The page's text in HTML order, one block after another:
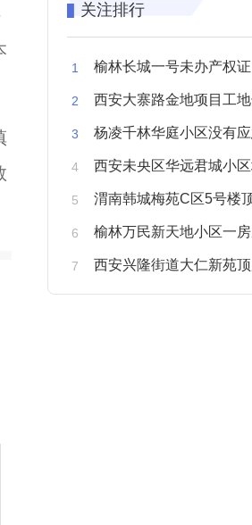
关注排行
榆林长城一号未办产权证
西安大寨路金地项目工地
杨凌千林华庭小区没有
西安未央区华远君城小
渭南韩城梅苑C区5号楼顶
榆林万民新天地小区一房屋漏
西安兴隆街道大仁新苑